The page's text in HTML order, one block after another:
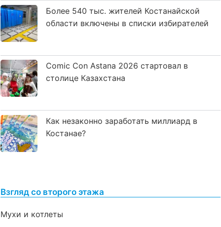
Более 540 тыс. жителей Костанайской
области включены в списки избирателей
Comic Con Astana 2026 стартовал в
столице Казахстана
Как незаконно заработать миллиард в
Костанае?
Взгляд со второго этажа
Мухи и котлеты